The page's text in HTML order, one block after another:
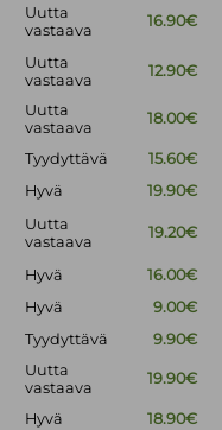
Uutta
vastaava
16.90€
Uutta
vastaava
12.90€
Uutta
vastaava
18.00€
Tyydyttävä
15.60€
Hyvä
19.90€
Uutta
vastaava
19.20€
Hyvä
16.00€
Hyvä
9.00€
Tyydyttävä 9.90€
Uutta
vastaava
19.90€
Hyvä
18.90€